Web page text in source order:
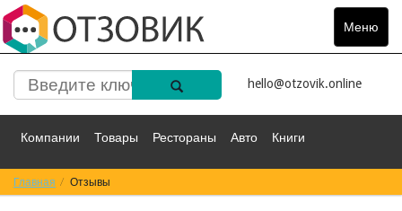
Меню
Toggle
hello@otzovik.online
Компании Товары Рестораны Авто Книги
Спорт Фильмы
Главная Отзывы